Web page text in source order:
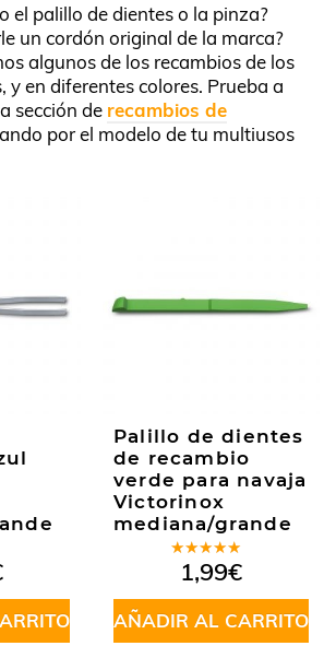
el palillo de dientes o la pinza?
un cordón original de la marca?
algunos de los recambios de los
y en diferentes colores. Prueba a
sección de recambios de
por el modelo de tu multiusos
Palillo de dientes
de recambio
verde para navaja
Victorinox
mediana/grande
Valorado
en5.00de
5
1,99€
AÑADIR AL CARRITO